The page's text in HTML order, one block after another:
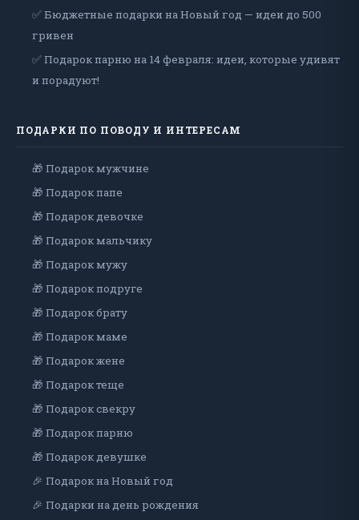
✅ Бюджетные подарки на Новый год — идеи до 500
гривен
✅ Подарок парню на 14 февраля: идеи, которые удивят
и порадуют!
ПОДАРКИ ПО ПОВОДУ И ИНТЕРЕСАМ
🎁 Подарок мужчине
🎁 Подарок папе
🎁 Подарок девочке
🎁 Подарок мальчику
🎁 Подарок мужу
🎁 Подарок подруге
🎁 Подарок брату
🎁 Подарок маме
🎁 Подарок жене
🎁 Подарок теще
🎁 Подарок свекру
🎁 Подарок парню
🎁 Подарок девушке
🎉 Подарок на Новый год
🎉 Подарки на день рождения